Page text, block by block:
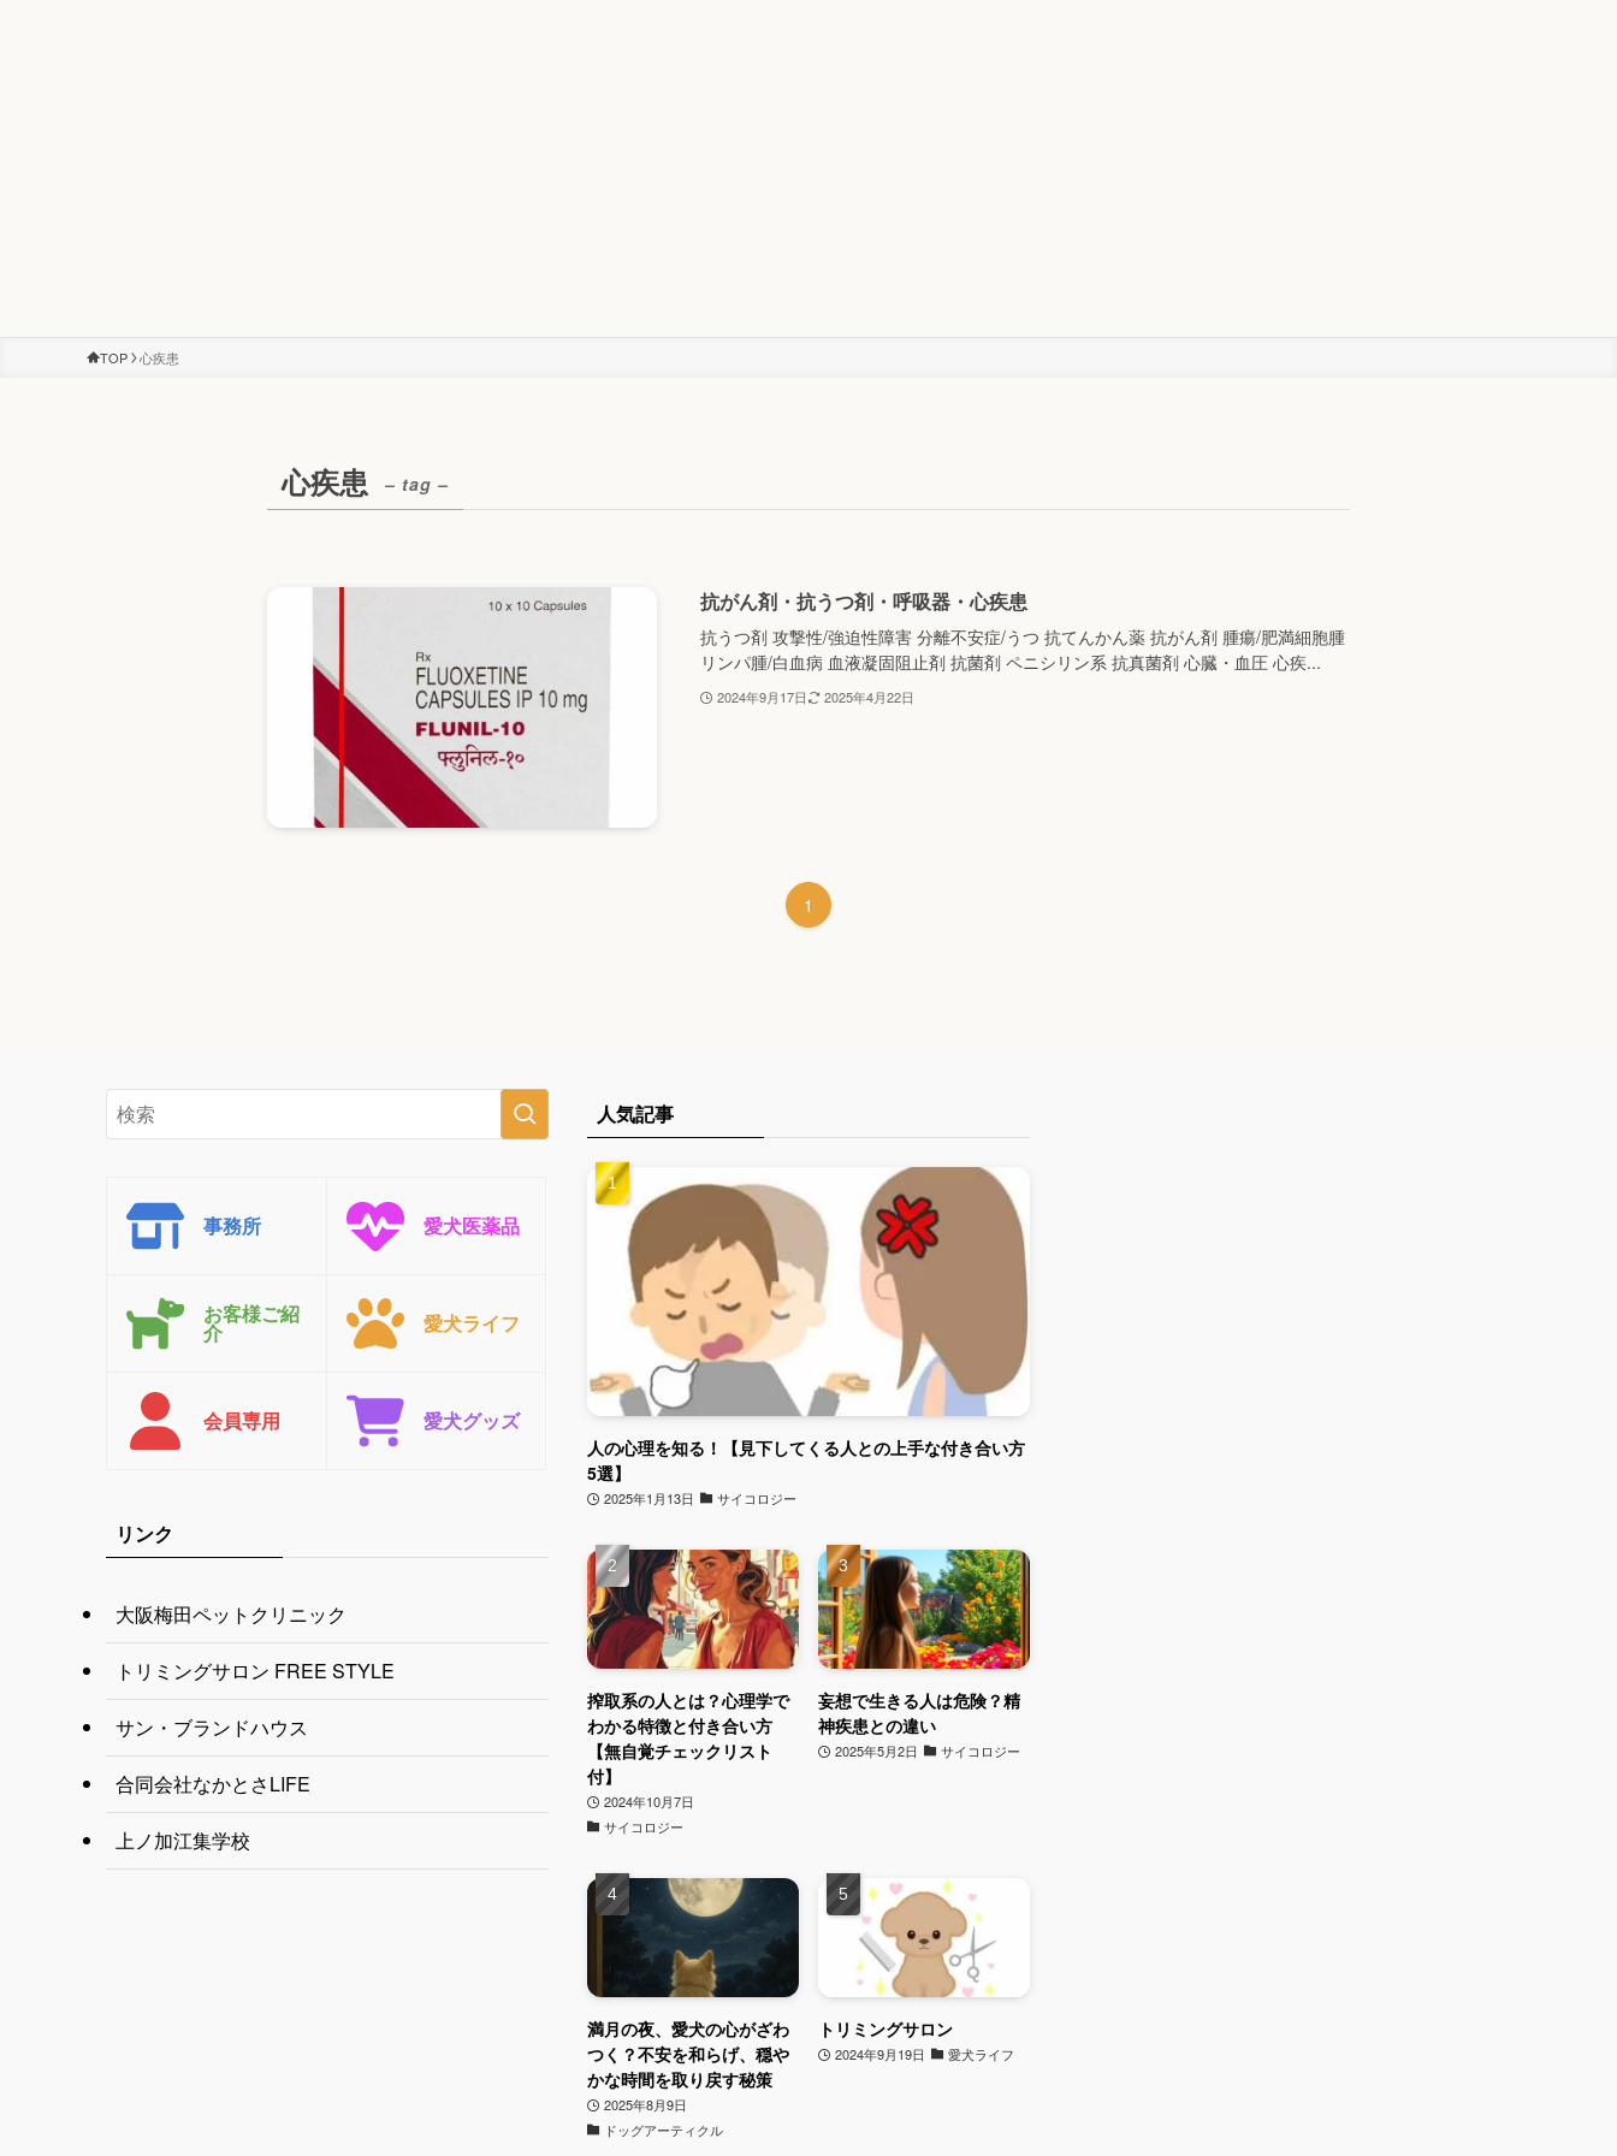
TOP 心疾患
心疾患 – tag –
抗がん剤・抗うつ剤・呼吸器・心疾患
抗うつ剤 攻撃性/強迫性障害 分離不安症/うつ 抗てんかん薬 抗がん剤 腫瘍/肥満細胞腫
リンパ腫/白血病 血液凝固阻止剤 抗菌剤 ペニシリン系 抗真菌剤 心臓・血圧 心疾...
2024年9月17日 2025年4月22日
1
事務所 愛犬医薬品
お客様ご紹
介 愛犬ライフ
会員専用 愛犬グッズ
リンク
大阪梅田ペットクリニック
トリミングサロン FREE STYLE
サン・ブランドハウス
合同会社なかとさLIFE
上ノ加江集学校
人気記事
人の心理を知る！【見下してくる人との上手な付き合い方
5選】
2025年1月13日 サイコロジー
搾取系の人とは？心理学で
わかる特徴と付き合い方
【無自覚チェックリスト
付】
2024年10月7日
サイコロジー
妄想で生きる人は危険？精
神疾患との違い
2025年5月2日 サイコロジー
満月の夜、愛犬の心がざわ
つく？不安を和らげ、穏や
かな時間を取り戻す秘策
2025年8月9日
ドッグアーティクル
トリミングサロン
2024年9月19日 愛犬ライフ